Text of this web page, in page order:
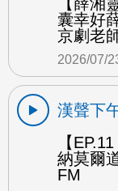
囊幸好
京劇老
2026/07/
漢聲下
【
納莫爾
FM